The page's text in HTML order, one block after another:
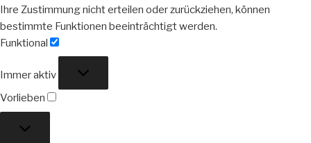
Ihre Zustimmung nicht erteilen oder zurückziehen, können
bestimmte Funktionen beeinträchtigt werden.
Funktional
Immer aktiv
Vorlieben